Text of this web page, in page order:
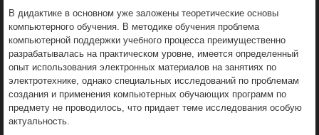
В дидактике в основном уже заложены теоретические основы
компьютерного обучения. В методике обучения проблема
компьютерной поддержки учебного процесса преимущественно
разрабатывалась на практическом уровне, имеется определенный
опыт использования электронных материалов на занятиях по
электротехнике, однако специальных исследований по проблемам
создания и применения компьютерных обучающих программ по
предмету не проводилось, что придает теме исследования особую
актуальность.